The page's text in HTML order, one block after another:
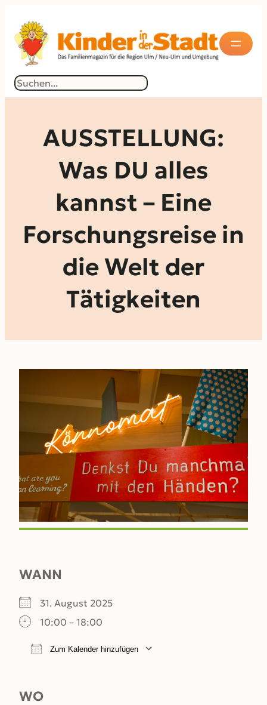
Inhalt
springen
Suchen
AUSSTELLUNG:
Was DU alles
kannst – Eine
Forschungsreise in
die Welt der
Tätigkeiten
WANN
31. August 2025
10:00 – 18:00
Zum Kalender hinzufügen
WO